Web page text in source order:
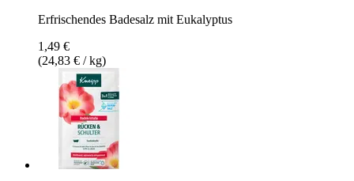
Erfrischendes Badesalz mit Eukalyptus
1,49 €
(24,83 € / kg)